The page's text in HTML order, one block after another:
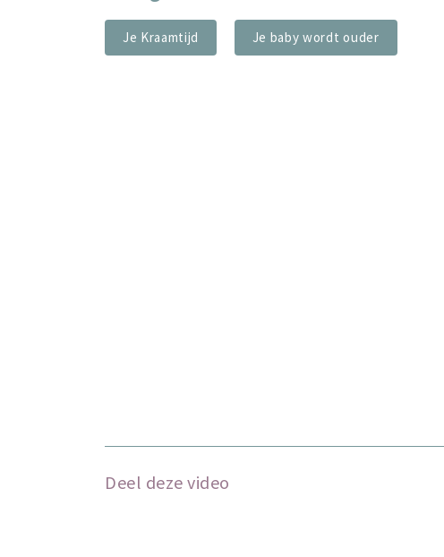
Je Kraamtijd Je baby wordt ouder
Deel deze video